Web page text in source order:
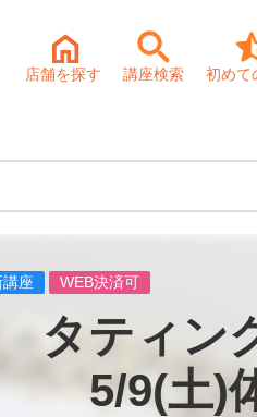
店舗を探す 講座検索 初めて
講座 WEB決済可
タティン
5/9(土)